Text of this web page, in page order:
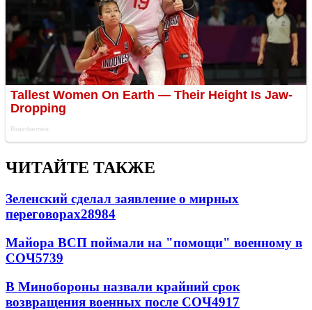
ЧИТАЙТЕ ТАКЖЕ
Зеленский сделал заявление о мирных
переговорах28984
Майора ВСП поймали на "помощи" военному в
СОЧ5739
В Минобороны назвали крайний срок
возвращения военных после СОЧ4917